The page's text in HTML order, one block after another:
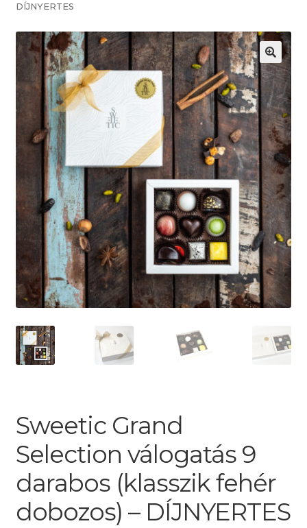
DÍJNYERTES
Sweetic Grand
Selection válogatás 9
darabos (klasszik fehér
dobozos) – DÍJNYERTES